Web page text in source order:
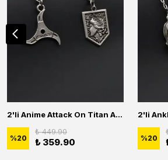
2'li Anime Attack On Titan Acrylic Maria Anime Naruto Erkek Kadın Kolye Seti
%20
₺ 449.90
₺ 359.90 %20